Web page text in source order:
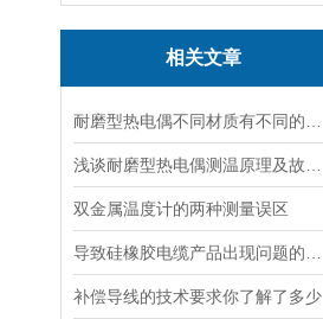
相关文章
双金属温度计的两种测量误区
补偿导线的技术要求你了解了多少